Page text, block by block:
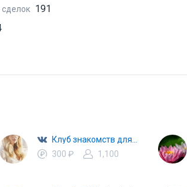
191
300 ₽
1,100